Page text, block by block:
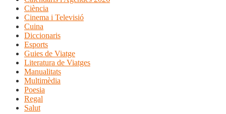
Ciència
Cinema i Televisió
Cuina
Diccionaris
Esports
Guies de Viatge
Literatura de Viatges
Manualitats
Multimèdia
Poesia
Regal
Salut